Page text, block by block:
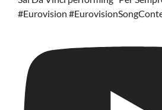
#Eurovision